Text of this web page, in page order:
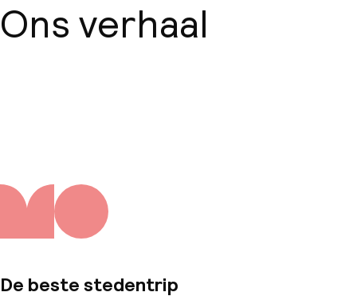
Ons verhaal
De beste stedentrip